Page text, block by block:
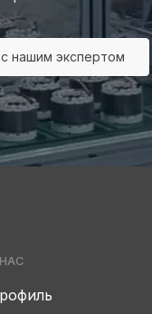
нашим экспертом